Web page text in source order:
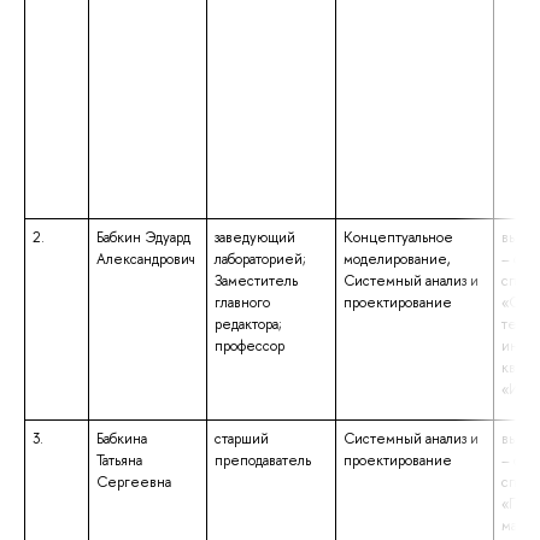
2.
Бабкин Эдуард
Александрович
заведующий
лабораторией;
Заместитель
главного
редактора;
профессор
Концептуальное
моделирование,
Системный анализ и
проектирование
–
3.
Бабкина
Татьяна
Сергеевна
старший
преподаватель
Системный анализ и
проектирование
–